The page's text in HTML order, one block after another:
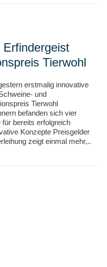
Tierwohl
erstmalig innovative
und
Tierwohl
befanden sich vier
bereits erfolgreich
Konzepte Preisgelder
zeigt einmal mehr,..